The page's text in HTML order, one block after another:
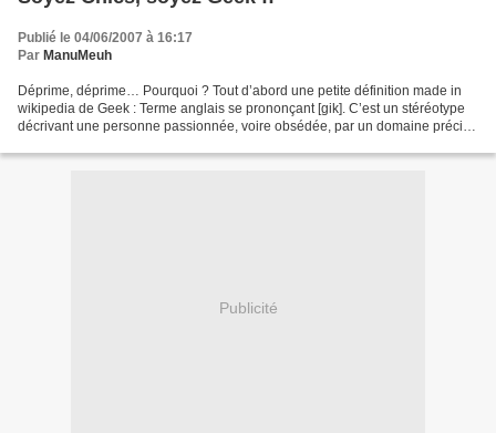
Publié le 04/06/2007 à 16:17
Par ManuMeuh
Déprime, déprime… Pourquoi ? Tout d’abord une petite définition made in
wikipedia de Geek : Terme anglais se prononçant [gik]. C’est un stéréotype
décrivant une personne passionnée, voire obsédée, par un domaine précis,
Publicité